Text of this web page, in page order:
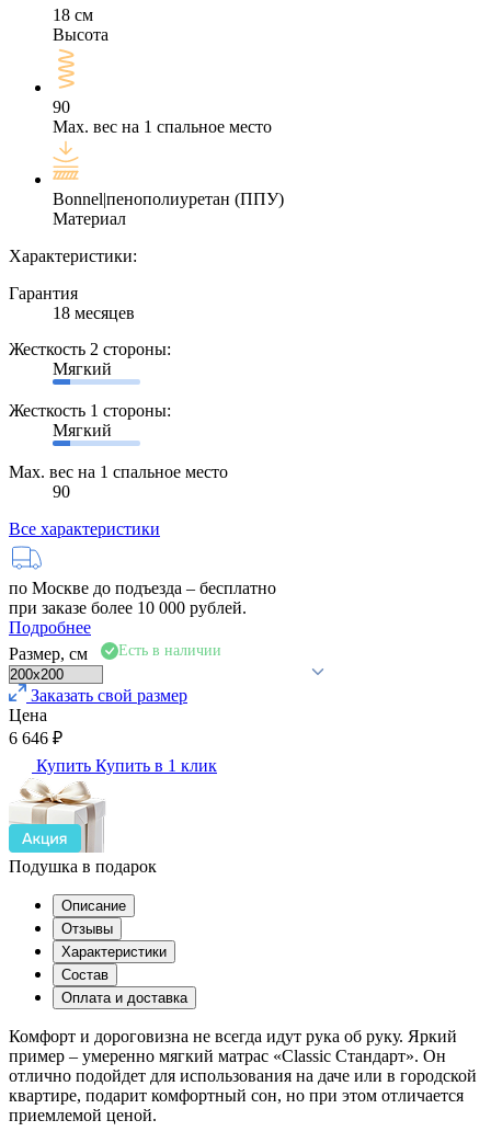
18 см
Высота
90
Max. вес на 1 спальное место
Bonnel|пенополиуретан (ППУ)
Материал
Характеристики:
Гарантия
18 месяцев
Жесткость 2 стороны:
Мягкий
Жесткость 1 стороны:
Мягкий
Max. вес на 1 спальное место
90
Все характеристики
по Москве до подъезда – бесплатно
при заказе более 10 000 рублей.
Подробнее
Размер, см
Есть в наличии
Заказать свой размер
Цена
6 646 ₽
Купить Купить в 1 клик
Подушка в подарок
Описание
Отзывы
Характеристики
Состав
Оплата и доставка
Комфорт и дороговизна не всегда идут рука об руку. Яркий
пример – умеренно мягкий матрас «Classic Стандарт». Он
отлично подойдет для использования на даче или в городской
квартире, подарит комфортный сон, но при этом отличается
приемлемой ценой.